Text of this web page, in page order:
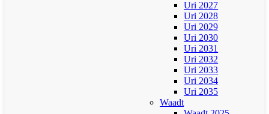
Uri 2027
Uri 2028
Uri 2029
Uri 2030
Uri 2031
Uri 2032
Uri 2033
Uri 2034
Uri 2035
Waadt